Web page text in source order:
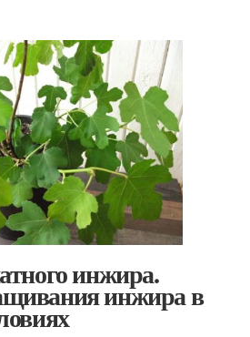
инжира.
инжира в